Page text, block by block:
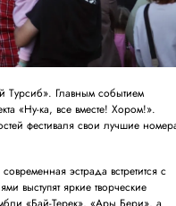
Турсиб». Главным событием
«Ну-ка, все вместе! Хором!».
фестиваля свои лучшие
эстрада встретится с
выступят яркие творческие